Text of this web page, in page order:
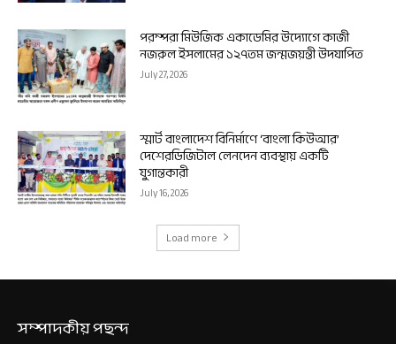
পরম্পরা মিউজিক একাডেমির উদ্যোগে কাজী
নজরুল ইসলামের ১২৭তম জন্মজয়ন্তী উদযাপিত
July 27, 2026
স্মার্ট বাংলাদেশ বিনির্মাণে ‘বাংলা কিউআর’
দেশেরডিজিটাল লেনদেন ব্যবস্থায় একটি
যুগান্তকারী
July 16, 2026
Load more
সম্পাদকীয় পছন্দ